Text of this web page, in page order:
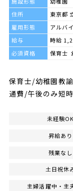
住所
東京都
雇用形態
アルバ
給与
時給
必須資格
保育士
保育士/幼稚園教
通費/午後のみ短
未経験OK
昇給あり
残業なし
土日祝休
主婦活躍中・主